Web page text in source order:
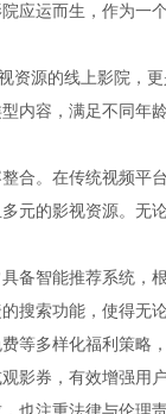
应运而生，作为
资源的线上影院，
内容，满足不同年
合。在传统视频平
元的影视资源。无
备智能推荐系统，
搜索功能，使得无
等多样化福利策略
影券，有效增强用